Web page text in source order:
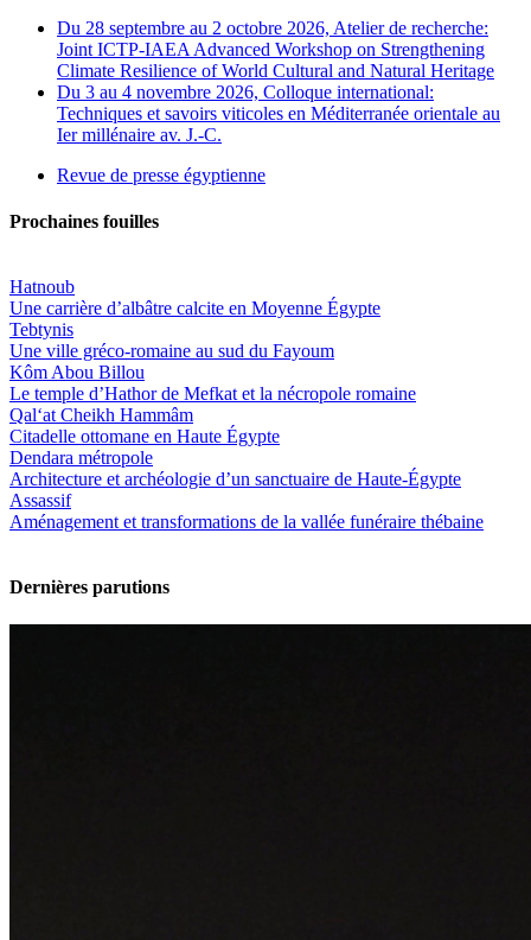
Du 28 septembre au 2 octobre 2026, Atelier de recherche:
Joint ICTP-IAEA Advanced Workshop on Strengthening
Climate Resilience of World Cultural and Natural Heritage
Du 3 au 4 novembre 2026, Colloque international:
Techniques et savoirs viticoles en Méditerranée orientale au
Ier millénaire av. J.-C.
Revue de presse égyptienne
Prochaines fouilles
Hatnoub
Une carrière d’albâtre calcite en Moyenne Égypte
Tebtynis
Une ville gréco-romaine au sud du Fayoum
Kôm Abou Billou
Le temple d’Hathor de Mefkat et la nécropole romaine
Qal‘at Cheikh Hammâm
Citadelle ottomane en Haute Égypte
Dendara métropole
Architecture et archéologie d’un sanctuaire de Haute-Égypte
Assassif
Aménagement et transformations de la vallée funéraire thébaine
Dernières parutions